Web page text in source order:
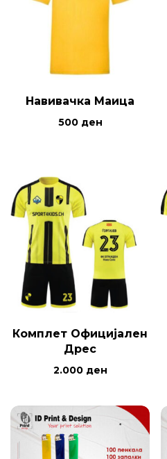
Навивачка Маица
500 ден
Комплет Официјален
Дрес
2.000 ден